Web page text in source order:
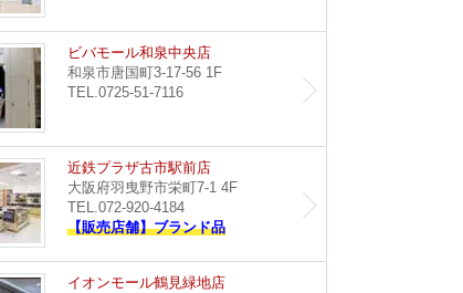
堺東店
ビバモール和泉中央店
和泉市唐国町3-17-56 1F
TEL.0725-51-7116
野田阪神店
近鉄プラザ古市駅前店
大阪府羽曳野市栄町7-1 4F
TEL.072-920-4184
【販売店舗】ブランド品
イオン藤井寺店
イオンモール鶴見緑地店